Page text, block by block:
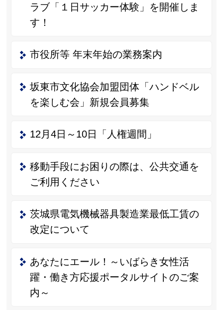
ラブ「１日サッカー体験」を開催しま
す！
市役所等 年末年始の業務案内
坂東市文化協会加盟団体「ハンドベル
を楽しむ会」新規会員募集
12月4日～10日「人権週間」
移動手段にお困りの際は、公共交通を
ご利用ください
茨城県電気機械器具製造業最低工賃の
改定について
あなたにエール！～いばらき女性活
躍・働き方応援ポータルサイトのご案
内～